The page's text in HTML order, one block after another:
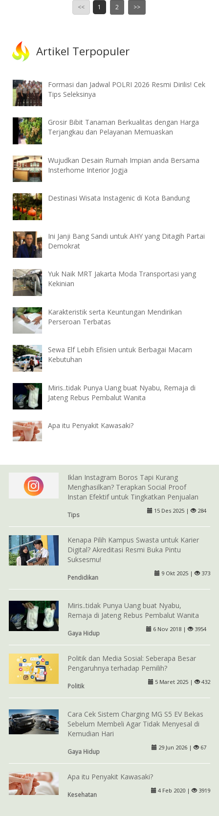
<< 1 2 >>
Artikel Terpopuler
Formasi dan Jadwal POLRI 2026 Resmi Dirilis! Cek
Tips Seleksinya
Grosir Bibit Tanaman Berkualitas dengan Harga
Terjangkau dan Pelayanan Memuaskan
Wujudkan Desain Rumah Impian anda Bersama
Insterhome Interior Jogja
Destinasi Wisata Instagenic di Kota Bandung
Ini Janji Bang Sandi untuk AHY yang Ditagih Partai
Demokrat
Yuk Naik MRT Jakarta Moda Transportasi yang
Kekinian
Karakteristik serta Keuntungan Mendirikan
Perseroan Terbatas
Sewa Elf Lebih Efisien untuk Berbagai Macam
Kebutuhan
Miris..tidak Punya Uang buat Nyabu, Remaja di
Jateng Rebus Pembalut Wanita
Apa itu Penyakit Kawasaki?
Iklan Instagram Boros Tapi Kurang
Menghasilkan? Terapkan Social Proof
Instan Efektif untuk Tingkatkan Penjualan
Tips
15 Des 2025 | 284
Kenapa Pilih Kampus Swasta untuk Karier
Digital? Akreditasi Resmi Buka Pintu
Suksesmu!
Pendidikan
9 Okt 2025 | 373
Miris..tidak Punya Uang buat Nyabu,
Remaja di Jateng Rebus Pembalut Wanita
Gaya Hidup
6 Nov 2018 | 3954
Politik dan Media Sosial: Seberapa Besar
Pengaruhnya terhadap Pemilih?
Politik
5 Maret 2025 | 432
Cara Cek Sistem Charging MG S5 EV Bekas
Sebelum Membeli Agar Tidak Menyesal di
Kemudian Hari
Gaya Hidup
29 Jun 2026 | 67
Apa itu Penyakit Kawasaki?
Kesehatan
4 Feb 2020 | 3919